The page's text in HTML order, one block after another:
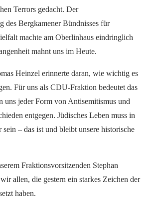
Terrors gedacht. Der
des Bergkamener Bündnisses für
machte am Oberlinhaus eindringlich
mahnt uns im Heute.
Heinzel erinnerte daran, wie wichtig es
Für uns als CDU-Fraktion bedeutet das
uns jeder Form von Antisemitismus und
entgegen. Jüdisches Leben muss in
sein – das ist und bleibt unsere historische
Fraktionsvorsitzenden Stephan
allen, die gestern ein starkes Zeichen der
haben.